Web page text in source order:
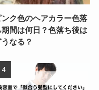
ンク色のヘアカラー色落
期間は何日？色落ち後は
うなる？